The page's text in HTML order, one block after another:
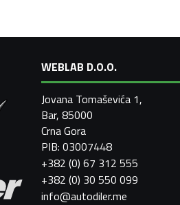
WEBLAB D.O.O.
Jovana Tomaševića 1,
Bar, 85000
Crna Gora
PIB: 03007448
+382 (0) 67 312 555
+382 (0) 30 550 099
info@autodiler.me